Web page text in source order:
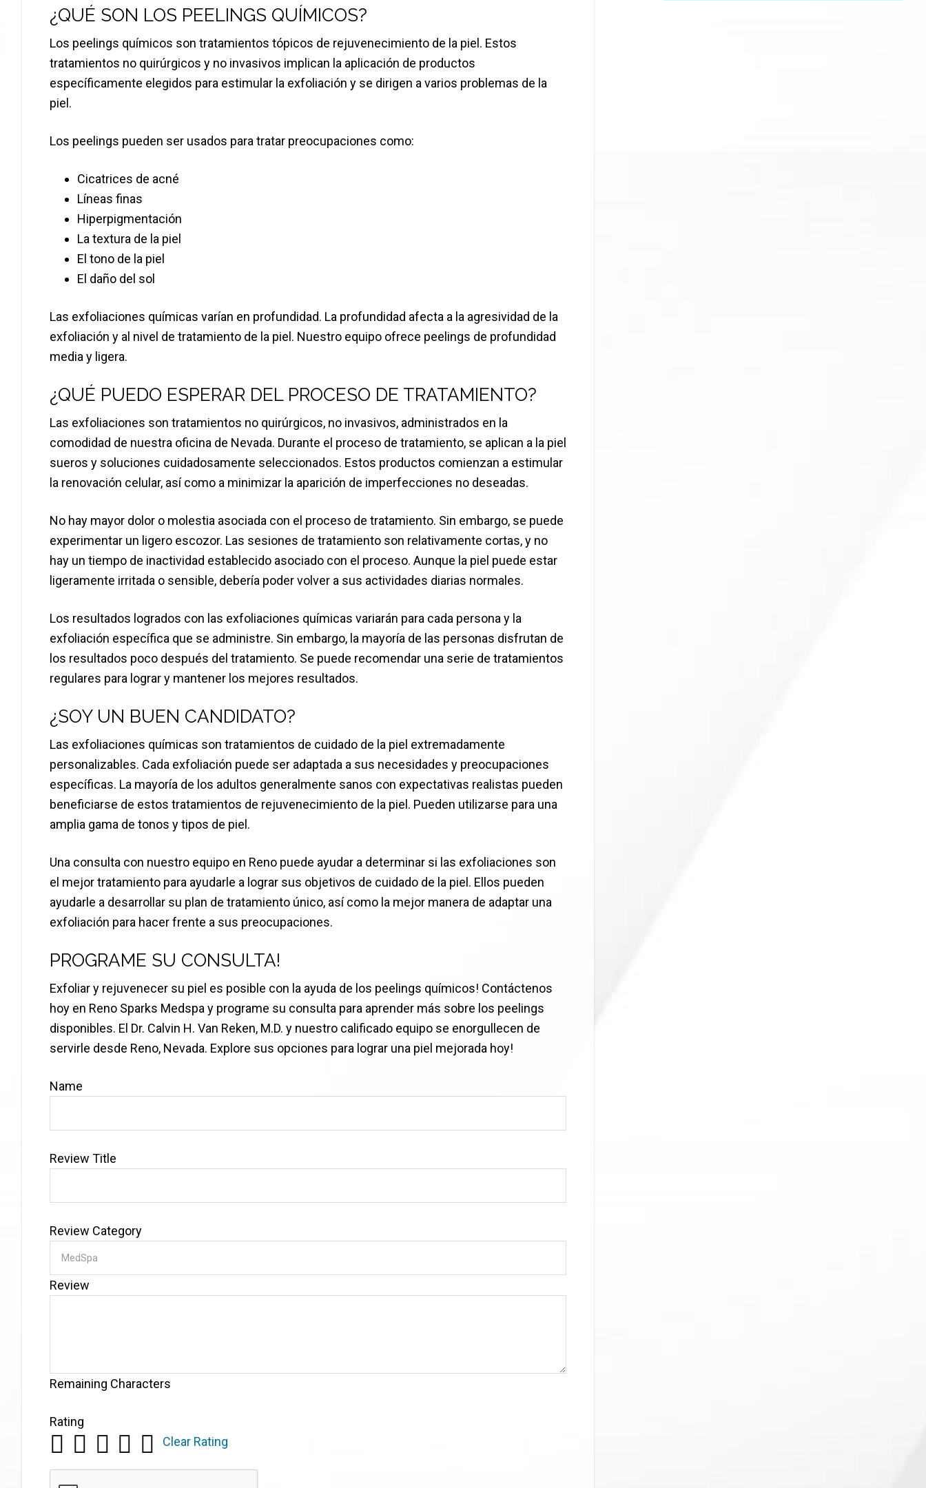
¿QUÉ SON LOS PEELINGS QUÍMICOS?
Los peelings químicos son tratamientos tópicos de rejuvenecimiento de la piel. Estos
tratamientos no quirúrgicos y no invasivos implican la aplicación de productos
específicamente elegidos para estimular la exfoliación y se dirigen a varios problemas de la
piel.
Los peelings pueden ser usados para tratar preocupaciones como:
Cicatrices de acné
Líneas finas
Hiperpigmentación
La textura de la piel
El tono de la piel
El daño del sol
Las exfoliaciones químicas varían en profundidad. La profundidad afecta a la agresividad de la
exfoliación y al nivel de tratamiento de la piel. Nuestro equipo ofrece peelings de profundidad
media y ligera.
¿QUÉ PUEDO ESPERAR DEL PROCESO DE TRATAMIENTO?
Las exfoliaciones son tratamientos no quirúrgicos, no invasivos, administrados en la
comodidad de nuestra oficina de Nevada. Durante el proceso de tratamiento, se aplican a la piel
sueros y soluciones cuidadosamente seleccionados. Estos productos comienzan a estimular
la renovación celular, así como a minimizar la aparición de imperfecciones no deseadas.
No hay mayor dolor o molestia asociada con el proceso de tratamiento. Sin embargo, se puede
experimentar un ligero escozor. Las sesiones de tratamiento son relativamente cortas, y no
hay un tiempo de inactividad establecido asociado con el proceso. Aunque la piel puede estar
ligeramente irritada o sensible, debería poder volver a sus actividades diarias normales.
Los resultados logrados con las exfoliaciones químicas variarán para cada persona y la
exfoliación específica que se administre. Sin embargo, la mayoría de las personas disfrutan de
los resultados poco después del tratamiento. Se puede recomendar una serie de tratamientos
regulares para lograr y mantener los mejores resultados.
¿SOY UN BUEN CANDIDATO?
Las exfoliaciones químicas son tratamientos de cuidado de la piel extremadamente
personalizables. Cada exfoliación puede ser adaptada a sus necesidades y preocupaciones
específicas. La mayoría de los adultos generalmente sanos con expectativas realistas pueden
beneficiarse de estos tratamientos de rejuvenecimiento de la piel. Pueden utilizarse para una
amplia gama de tonos y tipos de piel.
Una consulta con nuestro equipo en Reno puede ayudar a determinar si las exfoliaciones son
el mejor tratamiento para ayudarle a lograr sus objetivos de cuidado de la piel. Ellos pueden
ayudarle a desarrollar su plan de tratamiento único, así como la mejor manera de adaptar una
exfoliación para hacer frente a sus preocupaciones.
PROGRAME SU CONSULTA!
Exfoliar y rejuvenecer su piel es posible con la ayuda de los peelings químicos! Contáctenos
hoy en Reno Sparks Medspa y programe su consulta para aprender más sobre los peelings
disponibles. El Dr. Calvin H. Van Reken, M.D. y nuestro calificado equipo se enorgullecen de
servirle desde Reno, Nevada. Explore sus opciones para lograr una piel mejorada hoy!
Name
Review Title
Review Category
Review
Remaining Characters
Rating
Clear Rating